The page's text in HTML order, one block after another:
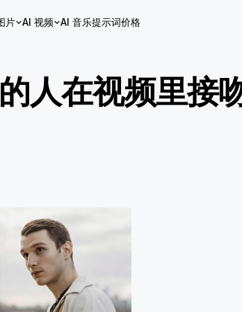
片 AI 视频 AI 音乐提示词价格
人在视频里接